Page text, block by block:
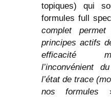
topiques) qui
formules full
complet
principes actifs
efficacité
l’inconvénient
l’état de trace
nos formules